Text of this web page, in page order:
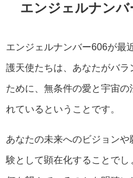
エンジェルナンバ
エンジェルナンバー606が最
護天使たちは、あなたがバ
ために、無条件の愛と宇宙の
れているということです。
あなたの未来へのビジョン
験として顕在化することで